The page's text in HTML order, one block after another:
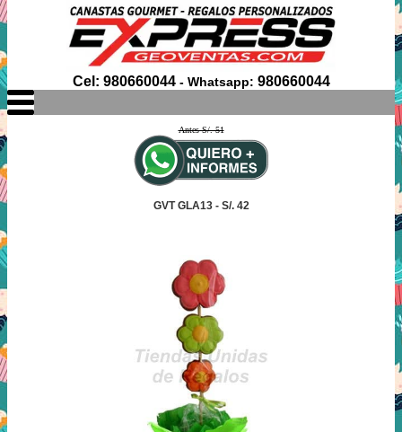
Cel: 980660044- Whatsapp: 980660044
Antes S/. 51
GVT GLA13 - S/. 42